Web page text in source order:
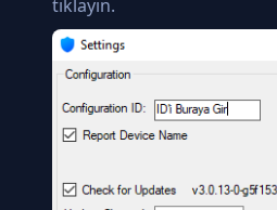
tıklayın.